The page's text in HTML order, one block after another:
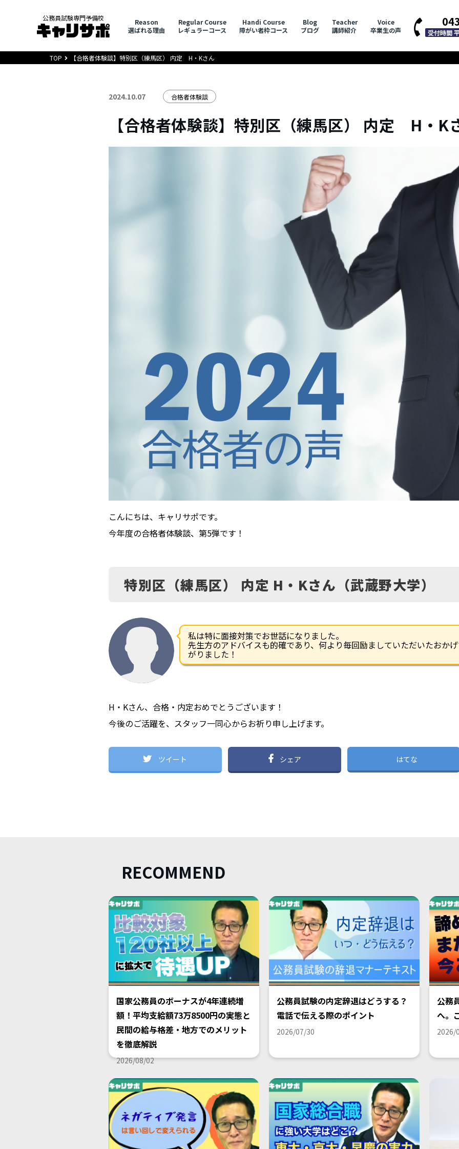
公務員試験専門予備校
Reason
選ばれる理由
Regular Course
レギュラーコース
Handi Course
障がい者枠コース
Blog
ブログ
Teacher
講師紹介
Voice
卒業生の声
受付時間
TOP 【合格者体験談】特別区（練馬区） 内定 H・Kさん
2024.10.07 合格者体験談
【合格者体験談】特別区（練馬区） 内定 H・K
こんにちは、キャリサポです。
今年度の合格者体験談、第5弾です！
特別区（練馬区） 内定 H・Kさん（武蔵野大学）
私は特に面接対策でお世話になりました。
先生方のアドバイスも的確であり、何より毎回励ましていただいたおか
がりました！
H・Kさん、合格・内定おめでとうございます！
今後のご活躍を、スタッフ一同心からお祈り申し上げます。
ツイート シェア はてな
RECOMMEND
国家公務員のボーナスが4年連続増
額！平均支給額73万8500円の実態と
民間の給与格差・地方でのメリット
を徹底解説
2026/08/02
公務員試験の内定辞退はどうする？
電話で伝える際のポイント
2026/07/30
公務
へ。
2026/